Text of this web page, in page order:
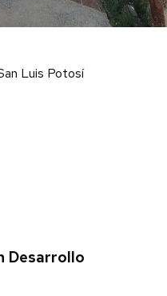
Luis Potosí
Desarrollo